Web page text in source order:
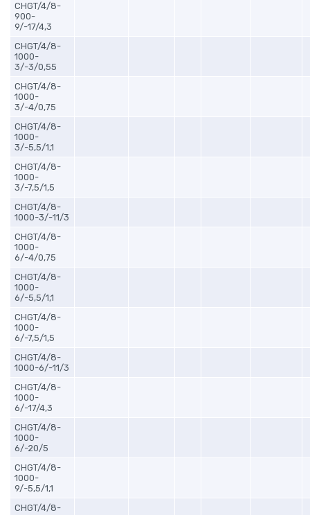
CHGT/4/8-
900-
9/-17/4,3
CHGT/4/8-
1000-
3/-3/0,55
CHGT/4/8-
1000-
3/-4/0,75
CHGT/4/8-
1000-
3/-5,5/1,1
CHGT/4/8-
1000-
3/-7,5/1,5
CHGT/4/8-
1000-3/-11/3
CHGT/4/8-
1000-
6/-4/0,75
CHGT/4/8-
1000-
6/-5,5/1,1
CHGT/4/8-
1000-
6/-7,5/1,5
CHGT/4/8-
1000-6/-11/3
CHGT/4/8-
1000-
6/-17/4,3
CHGT/4/8-
1000-
6/-20/5
CHGT/4/8-
1000-
9/-5,5/1,1
CHGT/4/8-